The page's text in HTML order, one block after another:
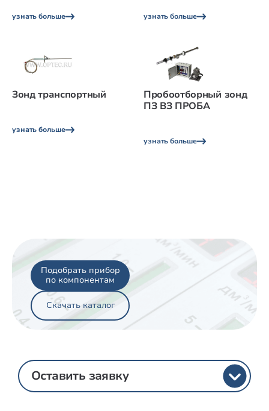
узнать больше узнать больше
Зонд транспортный
узнать больше
Пробоотборный зонд
ПЗ ВЗ ПРОБА
узнать больше
Подобрать прибор
по компонентам
Скачать каталог
Оставить заявку